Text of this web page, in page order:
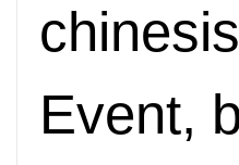
Event,